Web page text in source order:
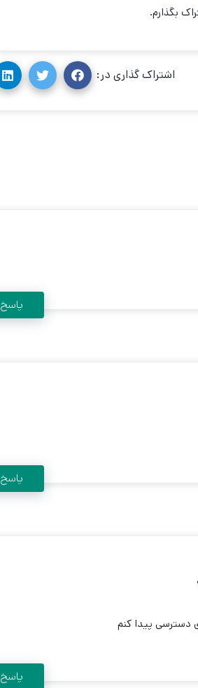
بگذارم.
اشتراک گذاری در:
پاسخ
پاسخ
دسترسی پیدا کنم
پاسخ